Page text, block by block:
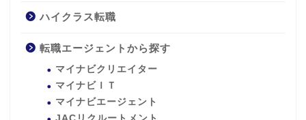
ハイクラス転職
転職エージェントから探す
マイナビクリエイター
マイナビＩＴ
マイナビエージェント